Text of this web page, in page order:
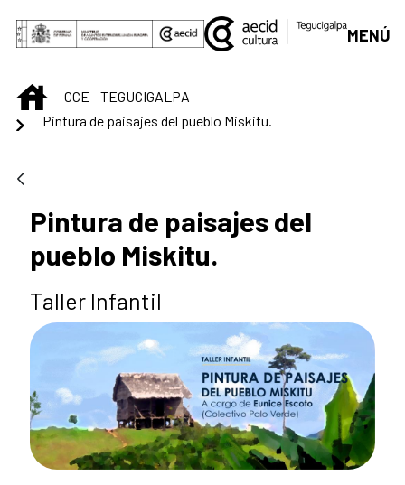
Saltar al contenido principal
MENÚ
INICIOCCE - TEGUCIGALPA
Pintura de paisajes del pueblo Miskitu.
Pintura de paisajes del
pueblo Miskitu.
Taller Infantil